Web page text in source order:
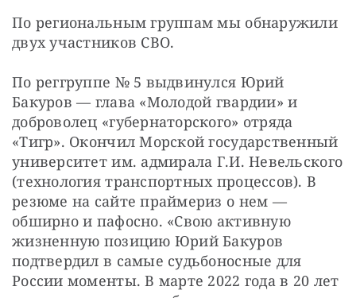
По региональным группам мы обнаружили
двух участников СВО.
По реггруппе № 5 выдвинулся Юрий
Бакуров — глава «Молодой гвардии» и
доброволец «губернаторского» отряда
«Тигр». Окончил Морской государственный
университет им. адмирала Г.И. Невельского
(технология транспортных процессов). В
резюме на сайте праймериз о нем —
обширно и пафосно. «Свою активную
жизненную позицию Юрий Бакуров
подтвердил в самые судьбоносные для
России моменты. В марте 2022 года в 20 лет